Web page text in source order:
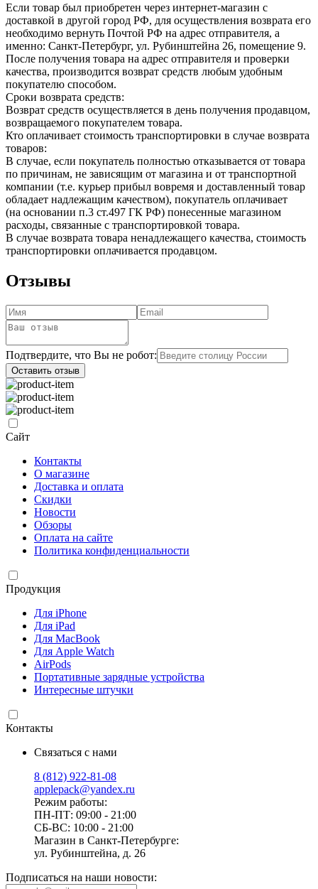
Если товар был приобретен через интернет-магазин с
доставкой в другой город РФ, для осуществления возврата его
необходимо вернуть Почтой РФ на адрес отправителя, а
именно: Санкт-Петербург, ул. Рубинштейна 26, помещение 9.
После получения товара на адрес отправителя и проверки
качества, производится возврат средств любым удобным
покупателю способом.
Сроки возврата средств:
Возврат средств осуществляется в день получения продавцом,
возвращаемого покупателем товара.
Кто оплачивает стоимость транспортировки в случае возврата
товаров:
В случае, если покупатель полностью отказывается от товара
по причинам, не зависящим от магазина и от транспортной
компании (т.е. курьер прибыл вовремя и доставленный товар
обладает надлежащим качеством), покупатель оплачивает
(на основании п.3 ст.497 ГК РФ) понесенные магазином
расходы, связанные с транспортировкой товара.
В случае возврата товара ненадлежащего качества, стоимость
транспортировки оплачивается продавцом.
Отзывы
Подтвердите, что Вы не робот:
Оставить отзыв
Сайт
Контакты
О магазине
Доставка и оплата
Скидки
Новости
Обзоры
Оплата на сайте
Политика конфиденциальности
Продукция
Для iPhone
Для iPad
Для MacBook
Для Apple Watch
AirPods
Портативные зарядные устройства
Интересные штучки
Контакты
Связаться с нами
8 (812) 922-81-08
applepack@yandex.ru
Режим работы:
ПН-ПТ: 09:00 - 21:00
СБ-ВС: 10:00 - 21:00
Магазин в Санкт-Петербурге:
ул. Рубинштейна, д. 26
Подписаться на наши новости: